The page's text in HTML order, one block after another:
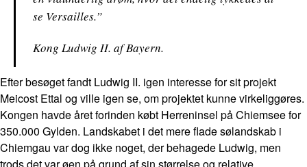
se Versailles.”
Kong Ludwig II. af Bayern.
Efter besøget fandt Ludwig II. igen interesse for sit projekt
Meicost Ettal og ville igen se, om projektet kunne virkeliggøres.
Kongen havde året forinden købt Herreninsel på Chiemsee for
350.000 Gylden. Landskabet i det mere flade sølandskab i
Chiemgau var dog ikke noget, der behagede Ludwig, men